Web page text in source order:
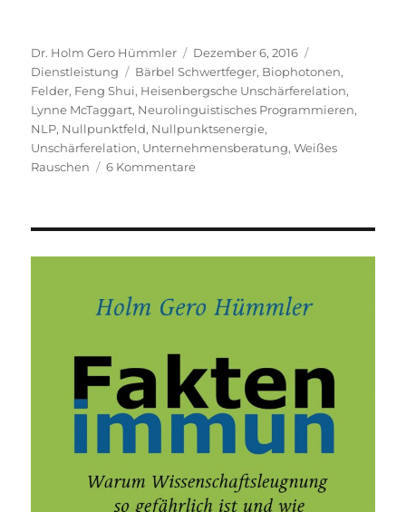
Autor
Dr. Holm Gero Hümmler
Veröffentlicht
am
Dezember 6, 2016
Dienstleistung
Schlagwörter
Bärbel Schwertfeger, Biophotonen,
Felder, Feng Shui, Heisenbergsche Unschärferelation,
Lynne McTaggart, Neurolinguistisches Programmieren,
NLP, Nullpunktfeld, Nullpunktsenergie,
Unschärferelation, Unternehmensberatung,Weißes
Rauschen
6 Kommentarezu